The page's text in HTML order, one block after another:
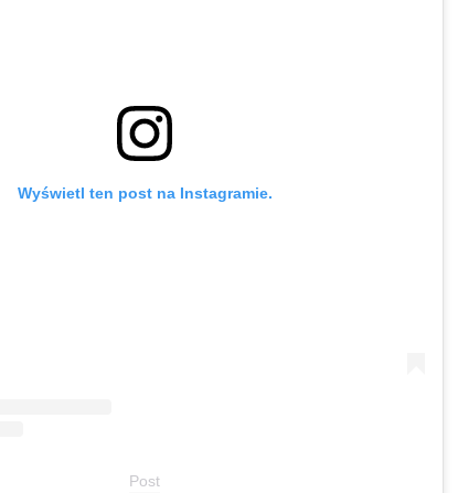
Wyświetl ten post na Instagramie.
Post